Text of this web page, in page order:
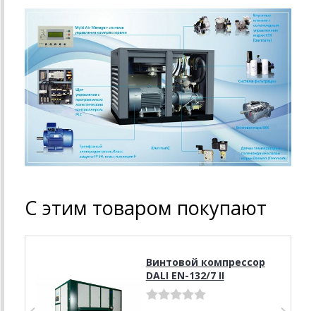
С этим товаром покупают
Винтовой компрессор
DALI EN-132/7 II